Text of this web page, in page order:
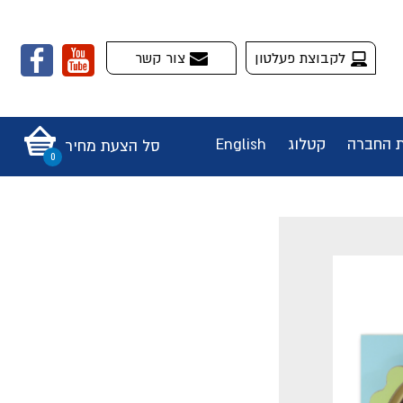
לקבוצת פעלטון צור קשר
החברה קטלוג English סל הצעת מחיר